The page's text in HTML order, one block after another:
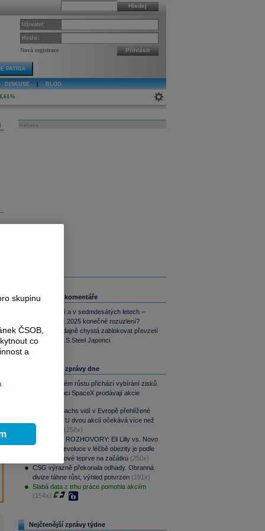
Hledej
Uživatel:
Heslo:
Nová registrace Přihlásit
PATRIA
DISKUSE BLOG
Reklama
Související komentáře
Inflace nyní a v sedmdesátých letech –
přinese rok 2025 konečné rozuzlení?
Biden se údajně chystá zablokovat převzetí
oceláren U.S.Steel Japonci
Nejčtenější zprávy dne
Po raketovém růstu přichází vybírání zisků.
Zaměstnanci SpaceX prodávají akcie
Goldman Sachs vidí v Evropě přehlížené
příležitosti. U dvou akcií očekává více než
(258x)
PODCAST ROZHOVORY: Eli Lilly vs. Novo
Nordisk. Revoluce v léčbě obezity je podle
MUDr. Kunové teprve na začátku (250x)
CSG výrazně překonala odhady. Obranná
divize táhne růst, výhled potvrzen (191x)
Slabá data z trhu práce pomohla akciím
(154x)
Nejčtenější zprávy týdne
skupinu
ČSOB,
co
a